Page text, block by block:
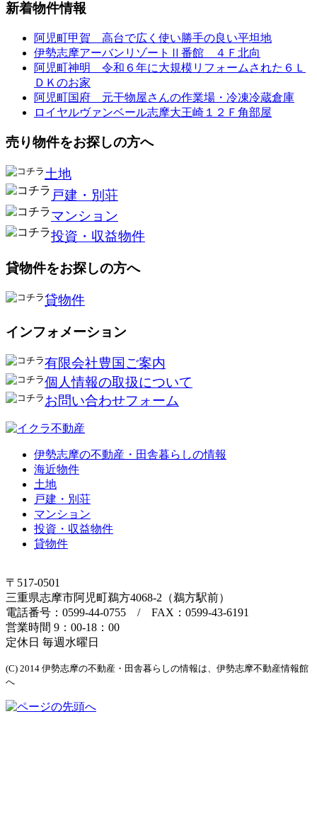
新着物件情報
阿児町甲賀 高台で広く使い勝手の良い平坦地
伊勢志摩アーバンリゾートⅡ番館 ４Ｆ北向
阿児町神明 令和６年に大規模リフォームされた６Ｌ
ＤＫのお家
阿児町国府 元干物屋さんの作業場・冷凍冷蔵倉庫
ロイヤルヴァンベール志摩大王崎１２Ｆ角部屋
売り物件をお探しの方へ
土地
戸建・別荘
マンション
投資・収益物件
貸物件をお探しの方へ
貸物件
インフォメーション
有限会社豊国ご案内
個人情報の取扱について
お問い合わせフォーム
伊勢志摩の不動産・田舎暮らしの情報
海近物件
土地
戸建・別荘
マンション
投資・収益物件
貸物件
〒517-0501
三重県志摩市阿児町鵜方4068-2（鵜方駅前）
電話番号：0599-44-0755 / FAX：0599-43-6191
営業時間 9：00-18：00
定休日 毎週水曜日
(C) 2014 伊勢志摩の不動産・田舎暮らしの情報は、伊勢志摩不動産情報館
へ